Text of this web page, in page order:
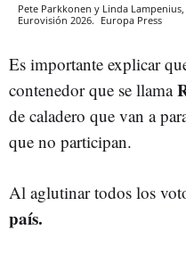
Pete Parkkonen y Linda
Eurovisión 2026. Europa Press
Es importante explicar
contenedor que se llama
de caladero que van a
que no participan.
Al aglutinar todos los
país.